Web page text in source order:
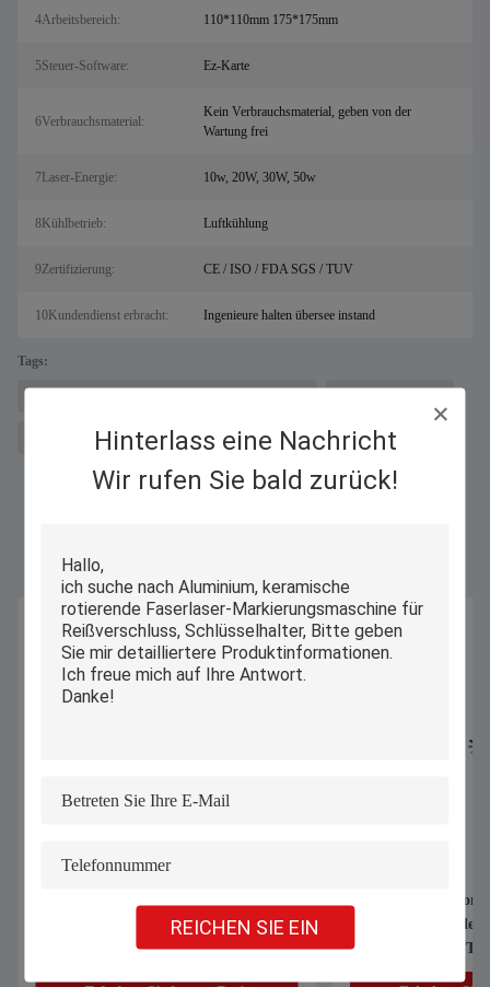
Hinterlass eine Nachricht
Wir rufen Sie bald zurück!
REICHEN SIE EIN
4Arbeitsbereich: 110*110mm 175*175mm
5Steuer-Software: Ez-Karte
6Verbrauchsmaterial:
Kein Verbrauchsmaterial, geben von der
Wartung frei
7Laser-Energie: 10w, 20W, 30W, 50w
8Kühlbetrieb: Luftkühlung
9Zertifizierung: CE / ISO / FDA SGS / TUV
10Kundendienst erbracht: Ingenieure halten übersee instand
Tags:
Laserätzgeräte
Laser Schweißmaschine zum
Schweißen von Edelstahl-
Automatischer
Industrie-Schneider
Unterwäsche BH-T-
Stoff Textil